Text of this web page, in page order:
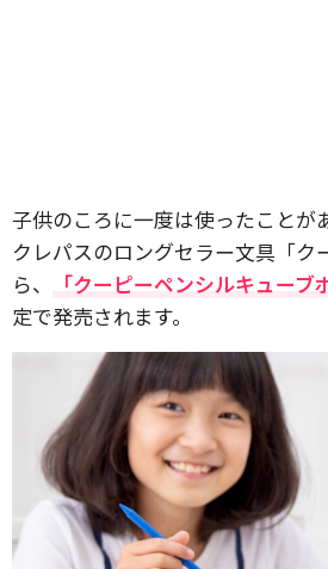
子供のころに一度は使ったことが
クレパスのロングセラー文具「ク
ら、
「クーピーペンシルキューブ
定で発売されます。